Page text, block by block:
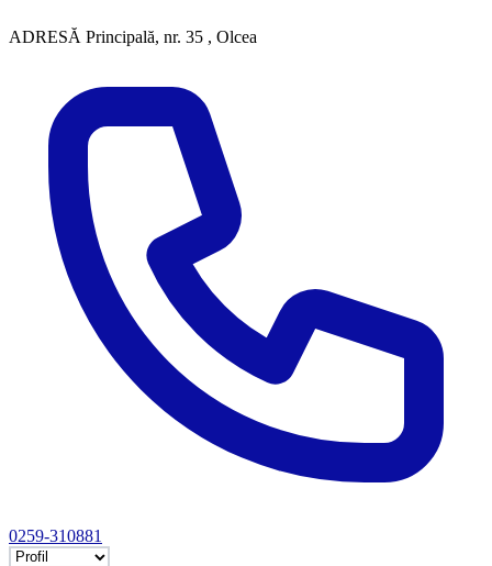
ADRESĂ Principală, nr. 35 , Olcea
0259-310881
Selectează tab